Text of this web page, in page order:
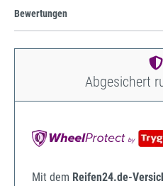
Bewertungen
Abgesichert
Mit dem Reifen24.de-